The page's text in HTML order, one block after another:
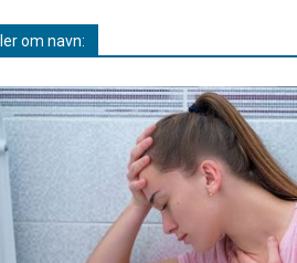
om navn: